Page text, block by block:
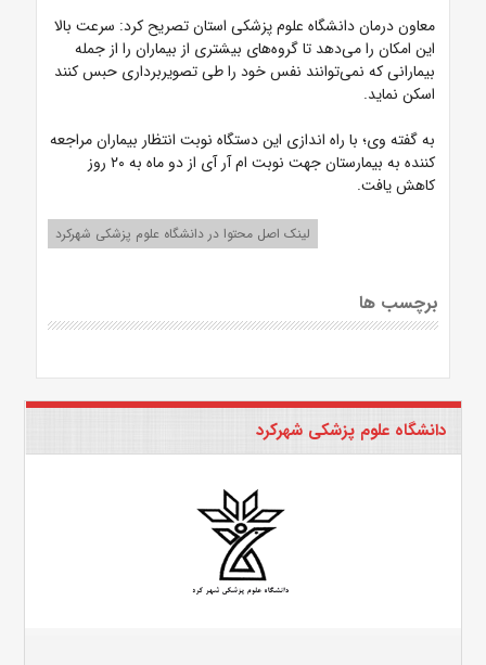
معاون درمان دانشگاه علوم پزشکی استان تصریح کرد: سرعت بالا
این امکان را می‌دهد تا گروه‌های بیشتری از بیماران را از جمله
بیمارانی که نمی‌توانند نفس خود را طی تصویربرداری حبس کنند
اسکن نماید.
به گفته وی؛ با راه اندازی این دستگاه نوبت انتظار بیماران مراجعه
کننده به بیمارستان جهت نوبت ام آر آی از دو ماه به ۲۰ روز
کاهش یافت.
لینک اصل محتوا در دانشگاه علوم پزشکی شهرکرد
برچسب ها
دانشگاه علوم پزشکی شهرکرد